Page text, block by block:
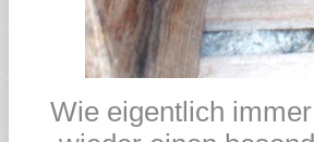
Wie eigentlich